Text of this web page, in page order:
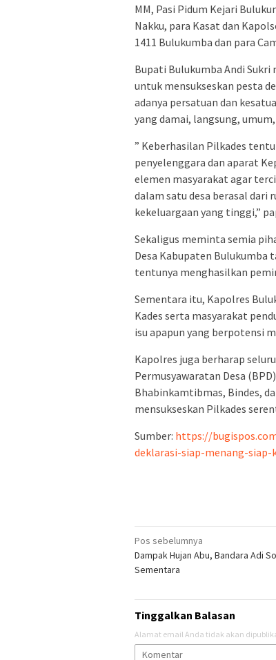
MM, Pasi Pidum Kejari
Nakku, para Kasat dan
1411 Bulukumba dan para
Bupati Bulukumba Andi
untuk mensukseskan pesta
adanya persatuan dan
yang damai, langsung,
” Keberhasilan Pilkades
penyelenggara dan aparat
elemen masyarakat agar
dalam satu desa berasal dari
kekeluargaan yang tinggi,”
Sekaligus meminta semia
Desa Kabupaten Bulukumba
tentunya menghasilkan
Sementara itu, Kapolres
Kades serta masyarakat
isu apapun yang berpotensi
Kapolres juga berharap
Permusyawaratan Desa
Bhabinkamtibmas, Bindes,
mensukseskan Pilkades
Sumber: https://
deklarasi-siap-menang-siap-
Navigasi
pos
Pos sebelumnya
Dampak Hujan Abu, Bandara Adi
Sementara
Tinggalkan Balasan
Alamat email Anda tidak akan